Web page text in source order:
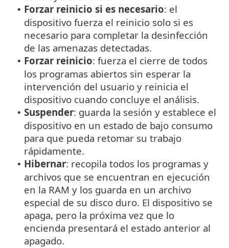
• Forzar reinicio si es necesario: el
dispositivo fuerza el reinicio solo si es
necesario para completar la desinfección
de las amenazas detectadas.
• Forzar reinicio: fuerza el cierre de todos
los programas abiertos sin esperar la
intervención del usuario y reinicia el
dispositivo cuando concluye el análisis.
• Suspender: guarda la sesión y establece el
dispositivo en un estado de bajo consumo
para que pueda retomar su trabajo
rápidamente.
• Hibernar: recopila todos los programas y
archivos que se encuentran en ejecución
en la RAM y los guarda en un archivo
especial de su disco duro. El dispositivo se
apaga, pero la próxima vez que lo
encienda presentará el estado anterior al
apagado.